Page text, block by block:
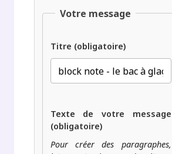
Votre message
Titre (obligatoire)
Texte de votre message
(obligatoire)
Pour créer des paragraphes,